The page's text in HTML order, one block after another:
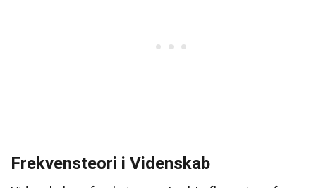
Frekvensteori i Videnskab